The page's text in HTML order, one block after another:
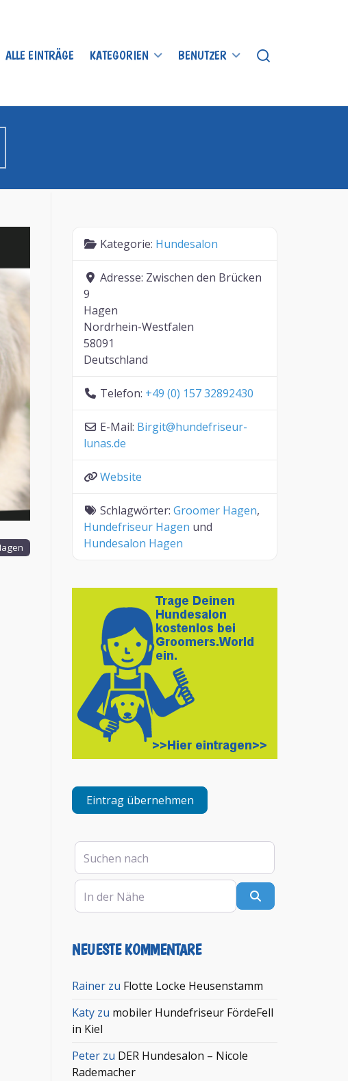
ALLE EINTRÄGE KATEGORIEN BENUTZER
Kategorie: Hundesalon
Adresse: Zwischen den Brücken
9
Hagen
Nordrhein-Westfalen
58091
Deutschland
Telefon: +49 (0) 157 32892430
E-Mail: Birgit@hundefriseur-
lunas.de
Website
Schlagwörter:Groomer Hagen,
Hundefriseur Hagen und
Hundesalon Hagen
Eintrag übernehmen
Suchen nach
In der Nähe
NEUESTE KOMMENTARE
Rainer zu Flotte Locke Heusenstamm
Katy zu mobiler Hundefriseur FördeFell
in Kiel
Peter zu DER Hundesalon – Nicole
Rademacher